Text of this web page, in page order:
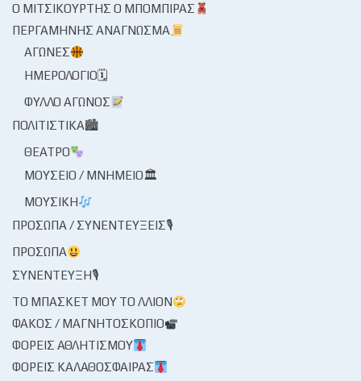
Ο ΜΙΤΣΙΚΟΥΡΤΉΣ Ο ΜΠΌΜΠΙΡΑΣ
ΠΕΡΓΑΜΗΝΉΣ ΑΝΆΓΝΩΣΜΑ
ΑΓΏΝΕΣ
ΗΜΕΡΟΛΌΓΙΟ🗓
ΦΎΛΛΟ ΑΓΏΝΟΣ
ΠΟΛΙΤΙΣΤΙΚΆ🏙
ΘΈΑΤΡΟ
ΜΟΥΣΕΊΟ / ΜΝΗΜΕΊΟ🏛
ΜΟΥΣΙΚΉ
ΠΡΌΣΩΠΑ / ΣΥΝΕΝΤΕΎΞΕΙΣ🎙
ΠΡΌΣΩΠΑ
ΣΥΝΈΝΤΕΥΞΗ🎙
ΤΟ ΜΠΆΣΚΕΤ ΜΟΥ ΤΟ ΛΛΊΟΝ
ΦΑΚΌΣ / ΜΑΓΝΗΤΟΣΚΌΠΙΟ
ΦΟΡΕΊΣ ΑΘΛΗΤΙΣΜΟΎ
ΦΟΡΕΊΣ ΚΑΛΑΘΌΣΦΑΙΡΑΣ